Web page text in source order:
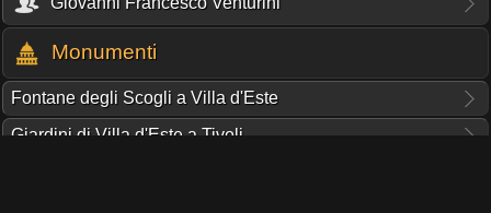
Monumenti
Fontane degli Scogli a Villa d'Este
Giardini di Villa d'Este a Tivoli